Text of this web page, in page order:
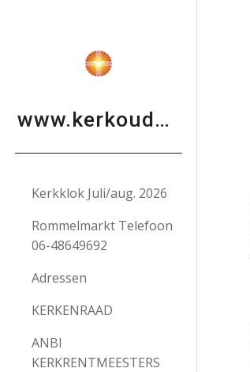
www.kerkoudenhoorn.nl
Kerkklok Juli/aug. 2026
Rommelmarkt Telefoon
06-48649692
Adressen
KERKENRAAD
ANBI
KERKRENTMEESTERS